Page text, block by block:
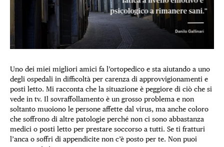
Uno dei miei migliori amici fa l’ortopedico e sta aiutando a uno
degli ospedali in difficoltà per carenza di approvvigionamenti e
posti letto. Mi racconta che la situazione è peggiore di ciò che si
vede in tv. Il sovraffollamento è un grosso problema e non
soltanto muoiono le persone affette dal virus, ma anche coloro
che soffrono di altre patologie perché non ci sono abbastanza
medici o posti letto per prestare soccorso a tutti. Se ti fratturi
l’anca o soffri di appendicite non c’è posto per te. Non puoi